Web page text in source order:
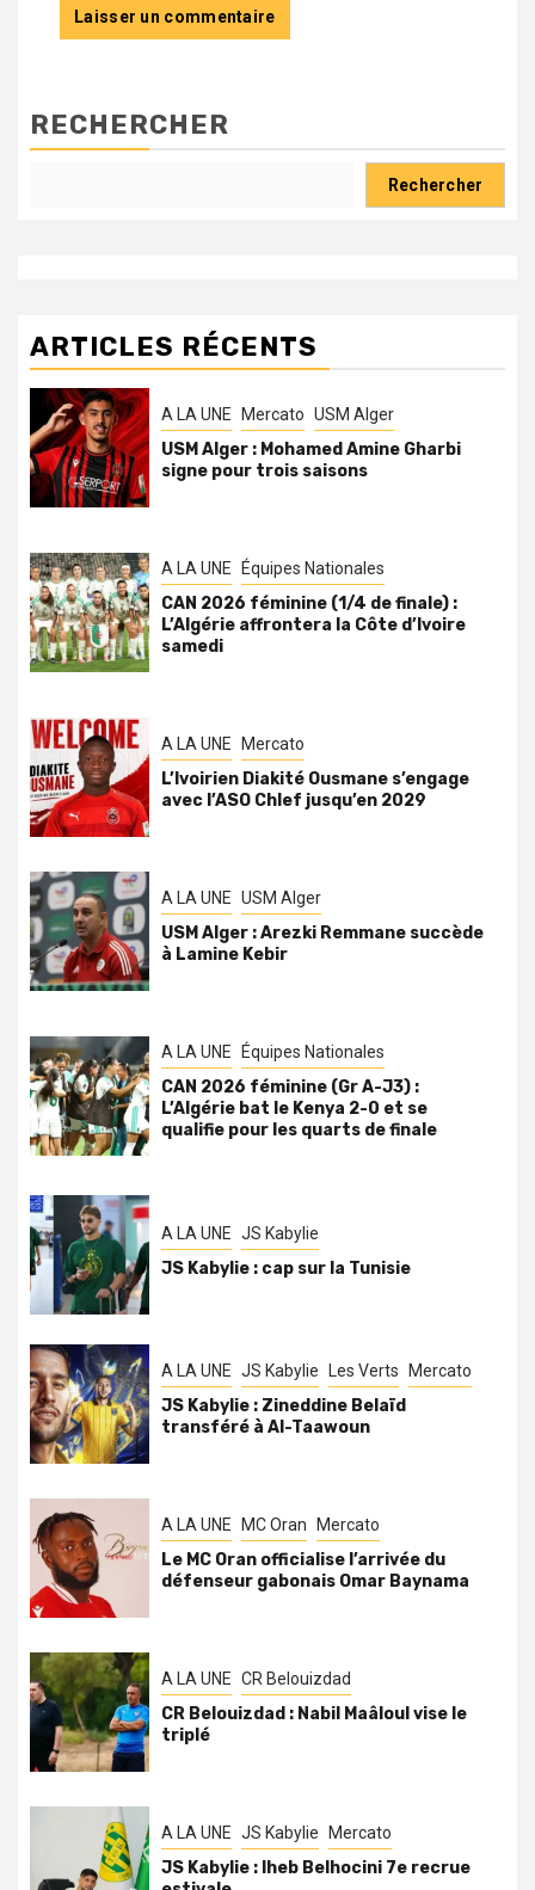
RECHERCHER
Rechercher
ARTICLES RÉCENTS
A LA UNE Mercato USM Alger
USM Alger : Mohamed Amine Gharbi
signe pour trois saisons
A LA UNE Équipes Nationales
CAN 2026 féminine (1/4 de finale) :
L’Algérie affrontera la Côte d’Ivoire
samedi
A LA UNE Mercato
L’Ivoirien Diakité Ousmane s’engage
avec l’ASO Chlef jusqu’en 2029
A LA UNE USM Alger
USM Alger : Arezki Remmane succède
à Lamine Kebir
A LA UNE Équipes Nationales
CAN 2026 féminine (Gr A-J3) :
L’Algérie bat le Kenya 2-0 et se
qualifie pour les quarts de finale
A LA UNE JS Kabylie
JS Kabylie : cap sur la Tunisie
A LA UNE JS Kabylie Les Verts Mercato
JS Kabylie : Zineddine Belaïd
transféré à Al-Taawoun
A LA UNE MC Oran Mercato
Le MC Oran officialise l’arrivée du
défenseur gabonais Omar Baynama
A LA UNE CR Belouizdad
CR Belouizdad : Nabil Maâloul vise le
triplé
A LA UNE JS Kabylie Mercato
JS Kabylie : Iheb Belhocini 7e recrue